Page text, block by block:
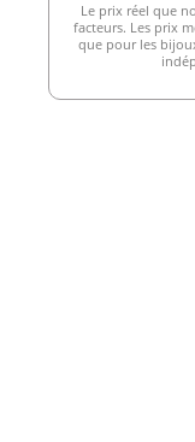
Le prix réel que
facteurs. Les prix
que pour les